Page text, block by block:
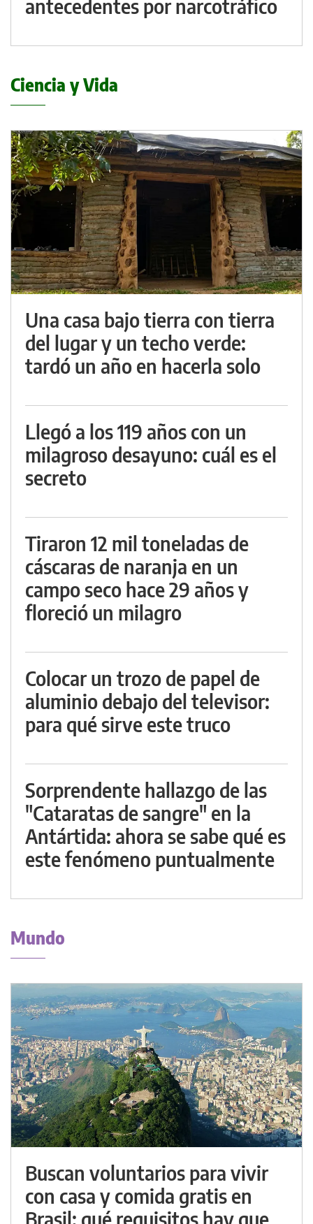
antecedentes por narcotráfico
Ciencia y Vida
Una casa bajo tierra con tierra
del lugar y un techo verde:
tardó un año en hacerla solo
Llegó a los 119 años con un
milagroso desayuno: cuál es el
secreto
Tiraron 12 mil toneladas de
cáscaras de naranja en un
campo seco hace 29 años y
floreció un milagro
Colocar un trozo de papel de
aluminio debajo del televisor:
para qué sirve este truco
Sorprendente hallazgo de las
"Cataratas de sangre" en la
Antártida: ahora se sabe qué es
este fenómeno puntualmente
Mundo
Buscan voluntarios para vivir
con casa y comida gratis en
Brasil: qué requisitos hay que